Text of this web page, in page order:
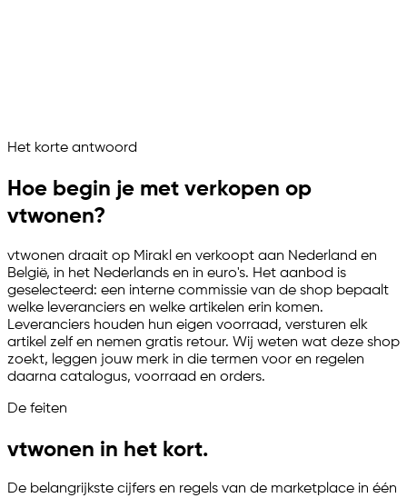
ChannelizeAnalyzeAdvertize
Het korte antwoord
Hoe begin je met verkopen op
vtwonen?
vtwonen draait op Mirakl en verkoopt aan Nederland en
België, in het Nederlands en in euro's. Het aanbod is
geselecteerd: een interne commissie van de shop bepaalt
welke leveranciers en welke artikelen erin komen.
Leveranciers houden hun eigen voorraad, versturen elk
artikel zelf en nemen gratis retour. Wij weten wat deze shop
zoekt, leggen jouw merk in die termen voor en regelen
daarna catalogus, voorraad en orders.
De feiten
vtwonen in het kort.
De belangrijkste cijfers en regels van de marketplace in één